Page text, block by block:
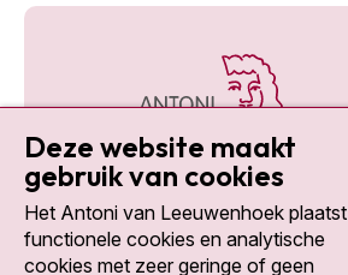
Social media
Deze website maakt
gebruik van cookies
Het Antoni van Leeuwenhoek plaatst
functionele cookies en analytische
cookies met zeer geringe of geen